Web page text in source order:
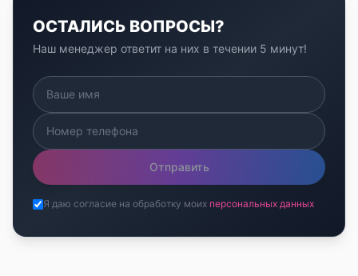
ОСТАЛИСЬ ВОПРОСЫ?
Наш менеджер ответит на них в течении 5 минут!
Отправить
Я даю согласие на обработку моих персональных данных